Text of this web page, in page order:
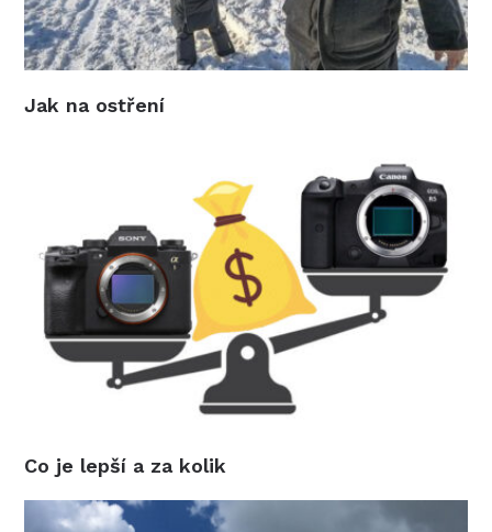
Jak na ostření
Co je lepší a za kolik